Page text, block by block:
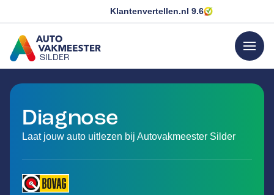
Klantenvertellen.nl 9.6
SILDER
GA NAAR DE HOMEPAGINA
menu
Diagnose
Laat jouw auto uitlezen bij Autovakmeester Silder